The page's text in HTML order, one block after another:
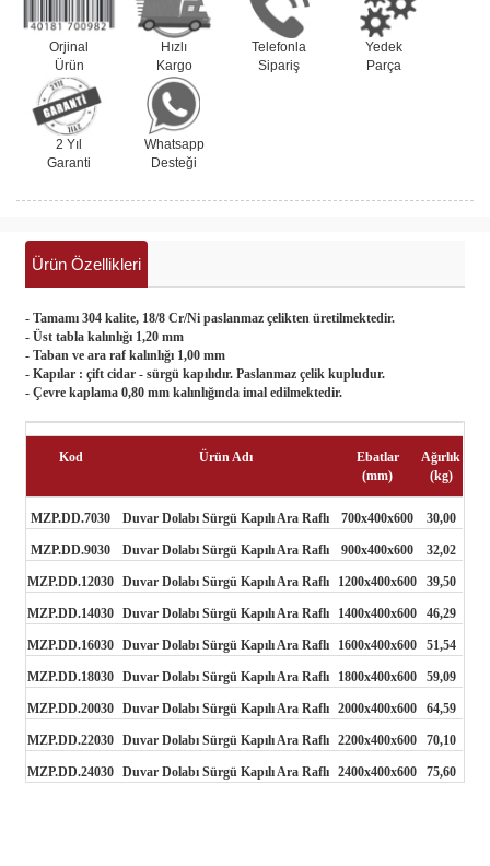
Orjinal
Ürün
Hızlı
Kargo
Telefonla
Sipariş
Yedek
Parça
2 Yıl
Garanti
Whatsapp
Desteği
Ürün Özellikleri
- Tamamı 304 kalite, 18/8 Cr/Ni paslanmaz çelikten üretilmektedir.
- Üst tabla kalınlığı 1,20 mm
- Taban ve ara raf kalınlığı 1,00 mm
- Kapılar : çift cidar - sürgü kapılıdır. Paslanmaz çelik kupludur.
- Çevre kaplama 0,80 mm kalınlığında imal edilmektedir.
Kod Ürün Adı
Ebatlar
(mm)
Ağırlık
(kg)
MZP.DD.7030 Duvar Dolabı Sürgü Kapılı Ara Raflı 700x400x600 30,00
MZP.DD.9030 Duvar Dolabı Sürgü Kapılı Ara Raflı 900x400x600 32,02
MZP.DD.12030 Duvar Dolabı Sürgü Kapılı Ara Raflı 1200x400x600 39,50
MZP.DD.14030 Duvar Dolabı Sürgü Kapılı Ara Raflı 1400x400x600 46,29
MZP.DD.16030 Duvar Dolabı Sürgü Kapılı Ara Raflı 1600x400x600 51,54
MZP.DD.18030 Duvar Dolabı Sürgü Kapılı Ara Raflı 1800x400x600 59,09
MZP.DD.20030 Duvar Dolabı Sürgü Kapılı Ara Raflı 2000x400x600 64,59
MZP.DD.22030 Duvar Dolabı Sürgü Kapılı Ara Raflı 2200x400x600 70,10
MZP.DD.24030 Duvar Dolabı Sürgü Kapılı Ara Raflı 2400x400x600 75,60